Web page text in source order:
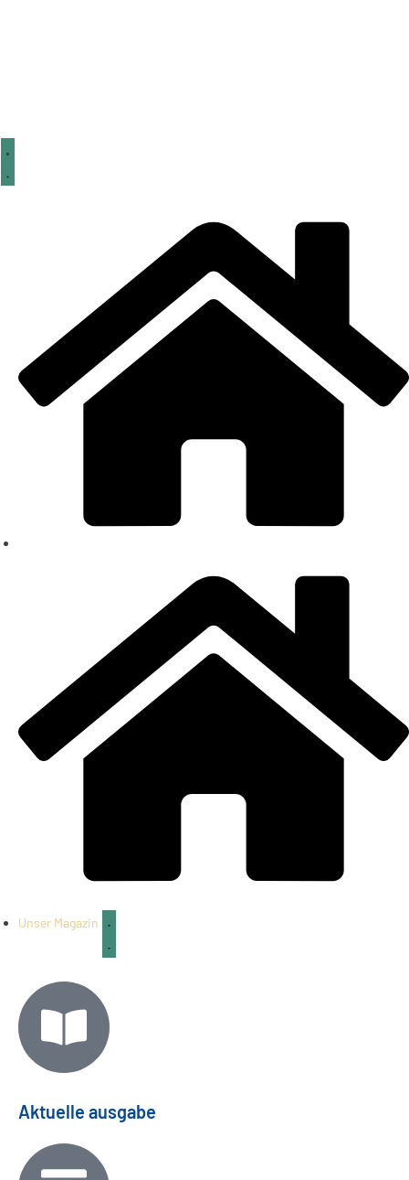
Unser Magazin
Aktuelle ausgabe